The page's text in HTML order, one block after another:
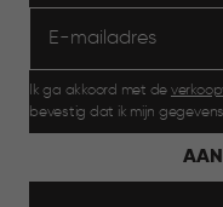
Ik ga akkoord met de
bevestig dat ik mijn